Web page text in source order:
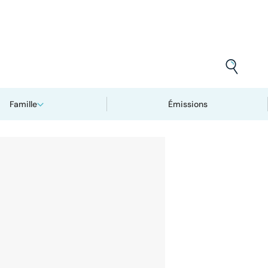
Famille Émissions